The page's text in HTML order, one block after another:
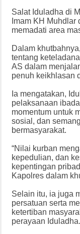
Salat Iduladha di
Imam KH
memadati area
Dalam
tentang
AS dalam
penuh keikhlasan
Ia mengatakan,
pelaksanaan
momentum untuk
sosial, dan
bermasyarakat.
“Nilai kurban
kepedulian, dan
kepentingan
Kapolres dalam
Selain itu, ia juga
persatuan serta
ketertiban
perayaan Iduladha.